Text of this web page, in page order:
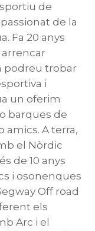
de
de la
Fa 20 anys
arrencar
podreu trobar
i
un oferim
barques de
amics. A terra,
el Nòrdic
de 10 anys
i osonenques
Off road
els
Arc i el